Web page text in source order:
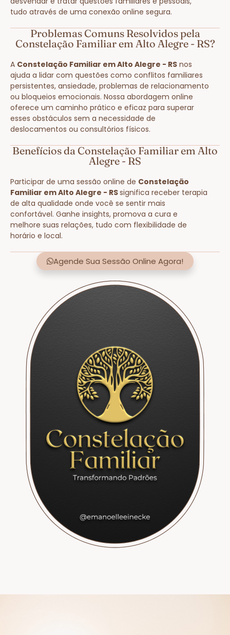
tudo através de uma conexão online segura.
Problemas Comuns Resolvidos pela
Constelação Familiar em Alto Alegre - RS?
A Constelação Familiar em Alto Alegre - RS nos
ajuda a lidar com questões como conflitos familiares
persistentes, ansiedade, problemas de relacionamento
ou bloqueios emocionais. Nossa abordagem online
oferece um caminho prático e eficaz para superar
esses obstáculos sem a necessidade de
deslocamentos ou consultórios físicos.
Benefícios da Constelação Familiar em Alto
Alegre - RS
Participar de uma sessão online de Constelação
Familiar em Alto Alegre - RSsignifica receber terapia
de alta qualidade onde você se sentir mais
confortável. Ganhe insights, promova a cura e
melhore suas relações, tudo com flexibilidade de
horário e local.
Agende Sua Sessão Online Agora!